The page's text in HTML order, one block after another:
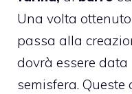
Una volta
passa alla
dovrà essere
semisfera.